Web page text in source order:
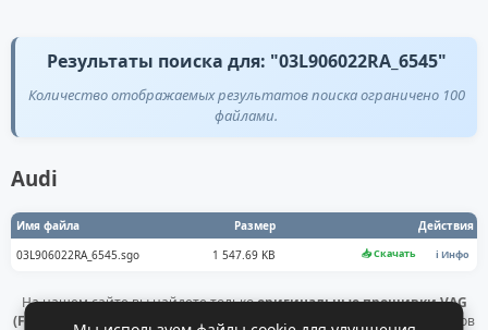
Результаты поиска для: "03L906022RA_6545"
Количество отображаемых результатов поиска ограничено 100
файлами.
Audi
Имя файла Размер
Действия
03L906022RA_6545.sgo
1 547.69 KB 📥 Скачать ℹ️ Инфо
На нашем сайте вы найдете толькооригинальные прошивки VAG
(Flashdaten)
. Все файлы получены напрямую с официальных серверов